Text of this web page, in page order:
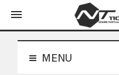

MENU